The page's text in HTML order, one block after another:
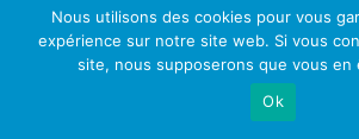
Nous utilisons des cookies pour vous
expérience sur notre site web. Si vous
site, nous supposerons que vous en
Ok